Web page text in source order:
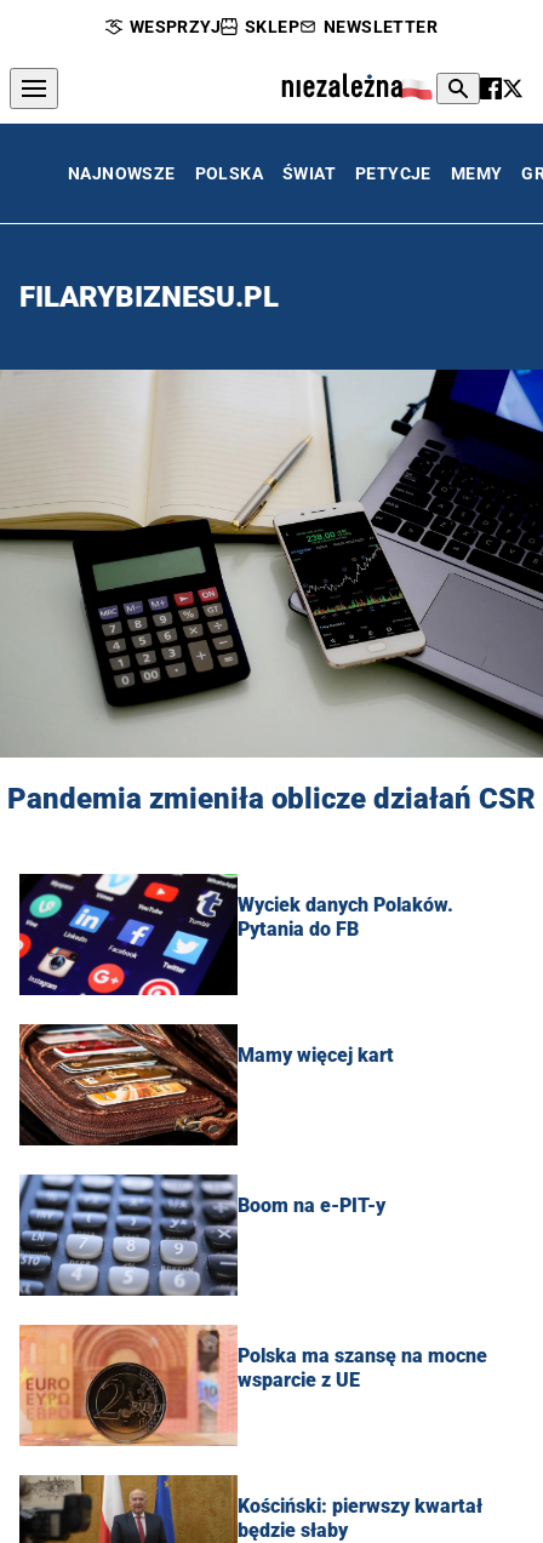
WESPRZYJ SKLEP NEWSLETTER
NAJNOWSZE POLSKA ŚWIAT PETYCJE MEMY
FILARYBIZNESU.PL
Pandemia zmieniła oblicze działań CSR
Wyciek danych Polaków.
Pytania do FB
Mamy więcej kart
Boom na e-PIT-y
Polska ma szansę na mocne
wsparcie z UE
Kościński: pierwszy kwartał
będzie słaby